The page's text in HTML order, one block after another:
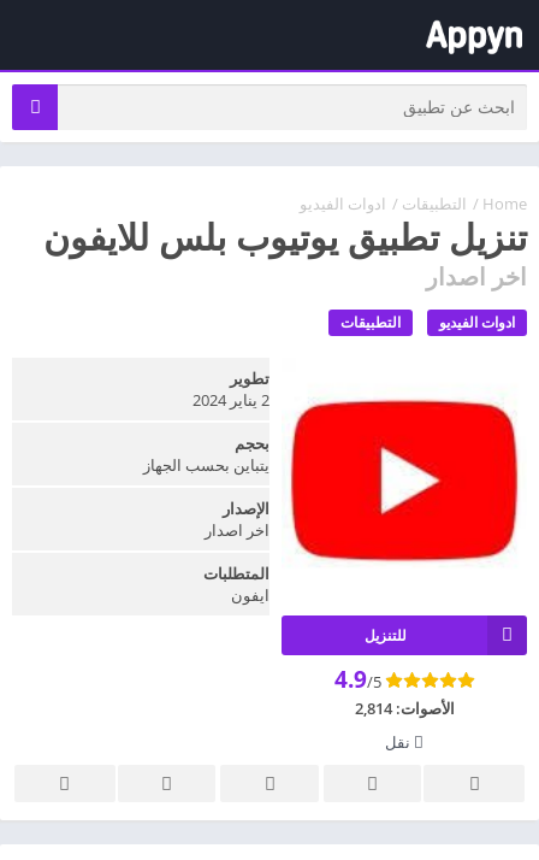
Home
/ التطبيقات / ادوات الفيديو
تنزيل تطبيق يوتيوب بلس للايفون
اخر اصدار
ادوات الفيديو التطبيقات
للتنزيل
4.9/5
الأصوات:2,814
نقل
تطوير
2 يناير 2024
بحجم
يتباين بحسب الجهاز
الإصدار
اخر اصدار
المتطلبات
ايفون